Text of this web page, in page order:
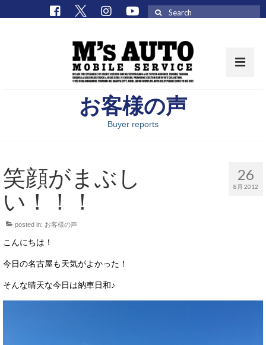
取扱車種一覧
M’sCollectionパーツ一覧
エムズオート
M’sCollection
買取のご案内
お客様の声
Buyer reports
26
8月 2012
笑顔がまぶし
い！！！
posted in: お客様の声
こんにちは！
今日の名古屋も天気がよかった！
そんな晴天な今日は納車日和♪